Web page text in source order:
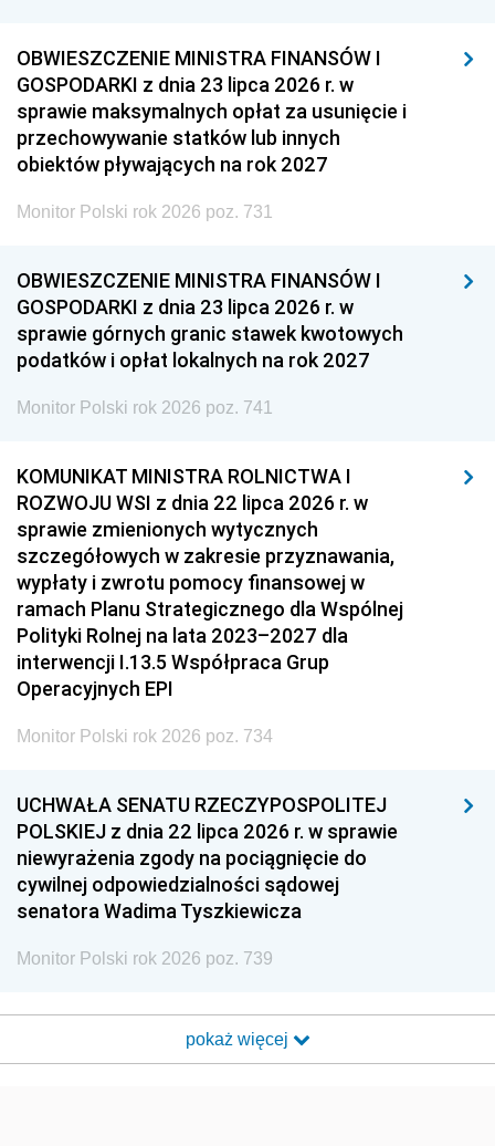
OBWIESZCZENIE MINISTRA FINANSÓW I
GOSPODARKI z dnia 23 lipca 2026 r. w
sprawie maksymalnych opłat za usunięcie i
przechowywanie statków lub innych
obiektów pływających na rok 2027
Monitor Polski rok 2026 poz. 731
OBWIESZCZENIE MINISTRA FINANSÓW I
GOSPODARKI z dnia 23 lipca 2026 r. w
sprawie górnych granic stawek kwotowych
podatków i opłat lokalnych na rok 2027
Monitor Polski rok 2026 poz. 741
KOMUNIKAT MINISTRA ROLNICTWA I
ROZWOJU WSI z dnia 22 lipca 2026 r. w
sprawie zmienionych wytycznych
szczegółowych w zakresie przyznawania,
wypłaty i zwrotu pomocy finansowej w
ramach Planu Strategicznego dla Wspólnej
Polityki Rolnej na lata 2023–2027 dla
interwencji I.13.5 Współpraca Grup
Operacyjnych EPI
Monitor Polski rok 2026 poz. 734
UCHWAŁA SENATU RZECZYPOSPOLITEJ
POLSKIEJ z dnia 22 lipca 2026 r. w sprawie
niewyrażenia zgody na pociągnięcie do
cywilnej odpowiedzialności sądowej
senatora Wadima Tyszkiewicza
Monitor Polski rok 2026 poz. 739
pokaż więcej